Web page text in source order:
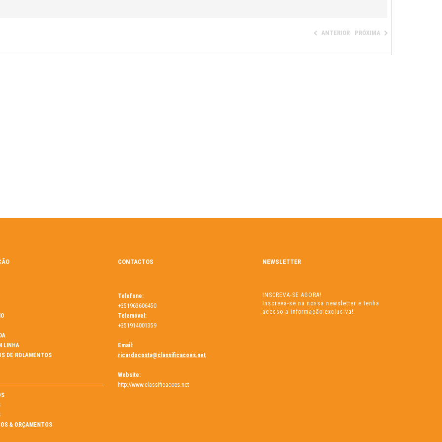
ANTERIOR PRÓXIMA
LINHA
DE ROLAMENTOS
& ORÇAMENTOS
CONTACTOS
Telefone:
+351963606450
Telemóvel:
+351914001359
Email:
ricardocosta@classificacoes.net
Website:
http://www.classificacoes.net
NEWSLETTER
INSCREVA-SE AGORA!
Inscreva-se na nossa newsletter e tenha
acesso a informação exclusiva!